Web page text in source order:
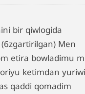
bir qiwlogida
Men
etira bowladimu
ketimdan yuriwi
qaddi qomadim